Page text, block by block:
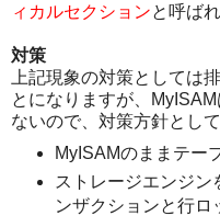
ィカルセクションと呼ば
対策
上記現象の対策としては
とになりますが、
ないので、対策方針とし
MyISAMのままテー
ストレージエンジン
ンザクションと行ロ